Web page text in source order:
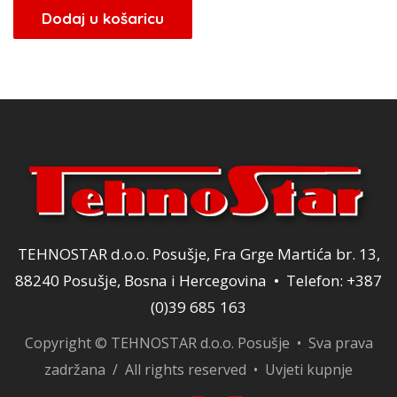
Dodaj u košaricu
TEHNOSTAR d.o.o. Posušje, Fra Grge Martića br. 13,
88240 Posušje, Bosna i Hercegovina • Telefon: +387
(0)39 685 163
Copyright © TEHNOSTAR d.o.o. Posušje • Sva prava
zadržana / All rights reserved • Uvjeti kupnje